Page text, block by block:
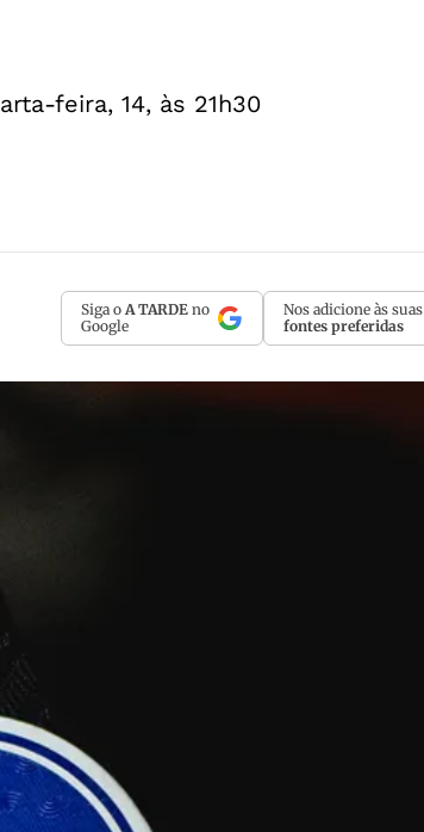
feira, 14, às 21h30
Siga o A TARDE no
Google
Nos adicione às suas
fontes preferidas